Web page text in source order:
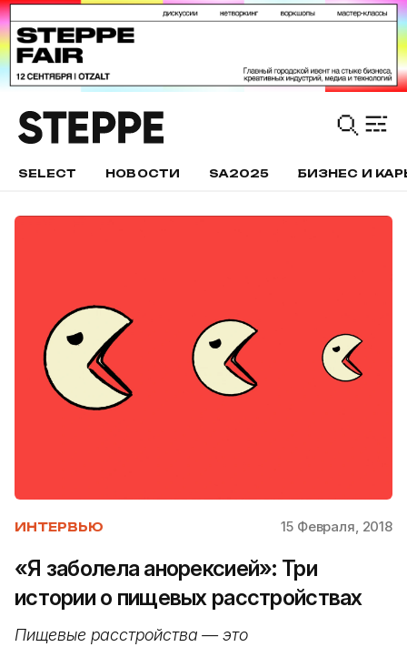
SELECT НОВОСТИ SA2025 БИЗНЕС И
ИНТЕРВЬЮ 15 Февраля, 2018
«Я заболела анорексией»: Три
истории о пищевых расстройствах
Пищевые расстройства — это